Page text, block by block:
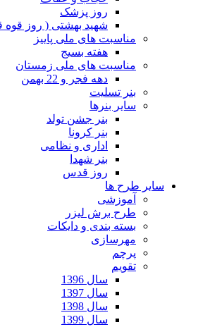
روز پزشک
شهید بهشتی ( روز قوه
مناسبت های ملی پاییز
هفته بسیج
مناسبت های ملی زمستان
دهه فجر و 22 بهمن
بنر تسلیت
سایر بنرها
بنر جشن تولد
بنر کرونا
اداری و نظامی
بنر شهدا
روز قدس
سایر طرح ها
آموزشی
طرح برش لیزر
بسته بندی و دایکات
مهرسازی
پرچم
تقویم
سال 1396
سال 1397
سال 1398
سال 1399